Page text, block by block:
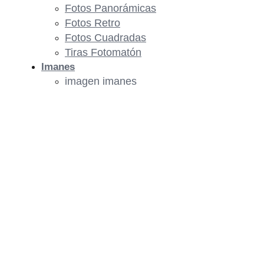
Fotos Panorámicas
Fotos Retro
Fotos Cuadradas
Tiras Fotomatón
Imanes
imagen imanes